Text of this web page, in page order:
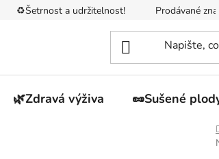
♻️Šetrnost a udržitelnost! Prodávané
🌿Zdravá výživa 🥜Sušené